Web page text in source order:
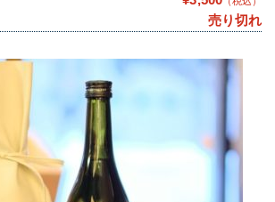
売り切れ